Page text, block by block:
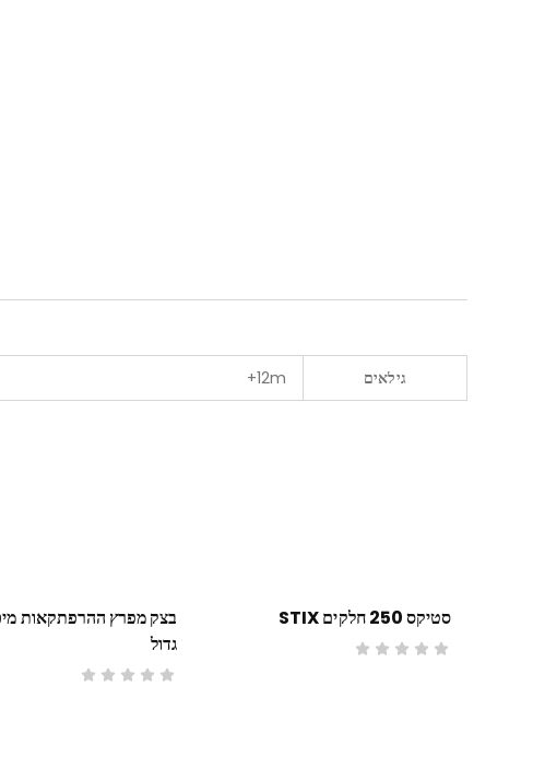
גילאים 12m+
סטיקס 250 חלקים STIX
בצק מפרץ ההרפתקאות
גדול